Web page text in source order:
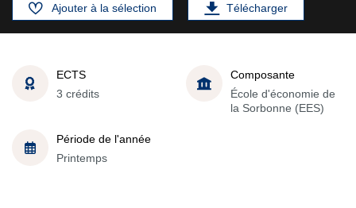
Ajouter à la sélection Télécharger
ECTS
3 crédits
Composante
École d'économie de
la Sorbonne (EES)
Période de l'année
Printemps